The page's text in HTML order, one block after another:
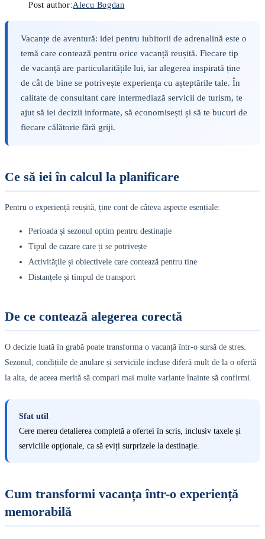
Post author:Alecu Bogdan
Vacanțe de aventură: idei pentru iubitorii de adrenalină este o
temă care contează pentru orice vacanță reușită. Fiecare tip
de vacanță are particularitățile lui, iar alegerea inspirată ține
de cât de bine se potrivește experiența cu așteptările tale. În
calitate de consultant care intermediază servicii de turism, te
ajut să iei decizii informate, să economisești și să te bucuri de
fiecare călătorie fără griji.
Ce să iei în calcul la planificare
Pentru o experiență reușită, ține cont de câteva aspecte esențiale:
Perioada și sezonul optim pentru destinație
Tipul de cazare care ți se potrivește
Activitățile și obiectivele care contează pentru tine
Distanțele și timpul de transport
De ce contează alegerea corectă
O decizie luată în grabă poate transforma o vacanță într-o sursă de stres.
Sezonul, condițiile de anulare și serviciile incluse diferă mult de la o ofertă
la alta, de aceea merită să compari mai multe variante înainte să confirmi.
Sfat util
Cere mereu detalierea completă a ofertei în scris, inclusiv taxele și
serviciile opționale, ca să eviți surprizele la destinație.
Cum transformi vacanța într-o experiență
memorabilă